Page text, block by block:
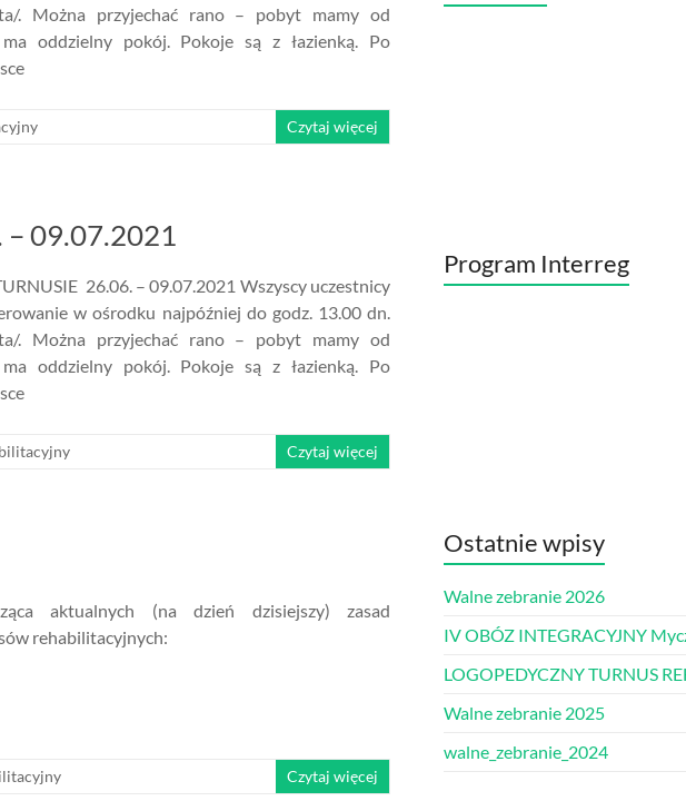
. Można przyjechać rano – pobyt mamy od
oddzielny pokój. Pokoje są z łazienką. Po
Czytaj więcej
– 09.07.2021
26.06. – 09.07.2021 Wszyscy uczestnicy
w ośrodku najpóźniej do godz. 13.00 dn.
. Można przyjechać rano – pobyt mamy od
oddzielny pokój. Pokoje są z łazienką. Po
Czytaj więcej
aktualnych (na dzień dzisiejszy) zasad
rehabilitacyjnych:
Czytaj więcej
Program Interreg
Ostatnie wpisy
Walne zebranie 2026
IV OBÓZ INTEGRACYJNY
LOGOPEDYCZNY TURNUS
Walne zebranie 2025
walne_zebranie_2024